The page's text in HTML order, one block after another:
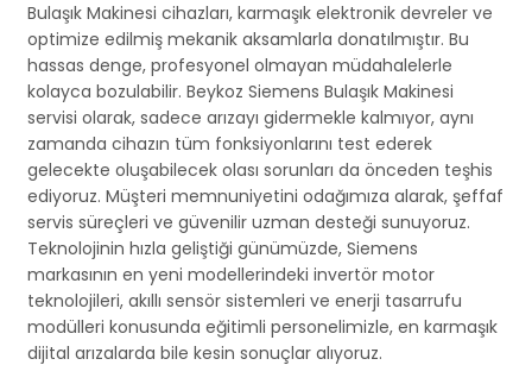
Bulaşık Makinesi cihazları, karmaşık elektronik devreler ve
optimize edilmiş mekanik aksamlarla donatılmıştır. Bu
hassas denge, profesyonel olmayan müdahalelerle
kolayca bozulabilir. Beykoz Siemens Bulaşık Makinesi
servisi olarak, sadece arızayı gidermekle kalmıyor, aynı
zamanda cihazın tüm fonksiyonlarını test ederek
gelecekte oluşabilecek olası sorunları da önceden teşhis
ediyoruz. Müşteri memnuniyetini odağımıza alarak, şeffaf
servis süreçleri ve güvenilir uzman desteği sunuyoruz.
Teknolojinin hızla geliştiği günümüzde, Siemens
markasının en yeni modellerindeki invertör motor
teknolojileri, akıllı sensör sistemleri ve enerji tasarrufu
modülleri konusunda eğitimli personelimizle, en karmaşık
dijital arızalarda bile kesin sonuçlar alıyoruz.